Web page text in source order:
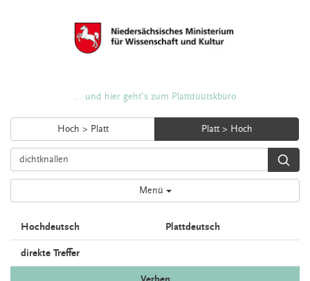
... und hier geht's zum Plattdüütskbüro
Hoch > Platt Platt > Hoch
Menü
Hochdeutsch Plattdeutsch
direkte Treffer